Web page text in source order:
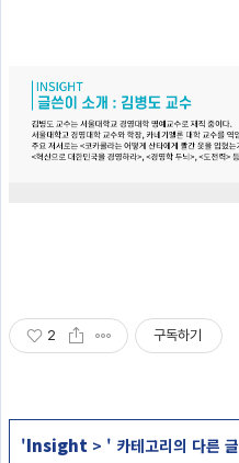
2 구독하기
'Insight > ' 카테고리의 다른 글